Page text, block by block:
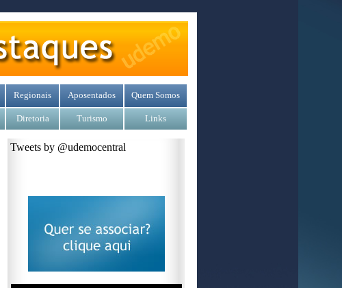
Regionais Aposentados Quem Somos
Diretoria Turismo Links
Tweets by @udemocentral